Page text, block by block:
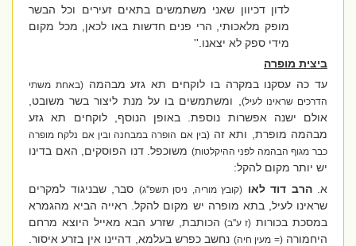
לדון דכיוון שאני משתמשים בתאים זעירים וכל הבשר
מופק מלאכותי, הרי פנים חדשות באו לכאן, מכל מקום
מידי ספק לא יצאנו.''
ביצית מופרה
עד כה עסקנו במקרה בו לוקחים תא גזע מבהמה(באחת משתי
הדרכים שראינו לעיל), ומשתמשים בו על מנת ליצור בשר משובט,
אולם ישנה אפשרות נוספת. באופן הנוסף, לוקחים תא גזע
מבהמה מופרת, ותא זה(בין אם הופרה במבחנה ובין אם נלקח מופרה
כבר מגוף הבהמה לפני ההיקלטות)משוכפל. דנו הפוסקים, האם בדינו
יש יותר מקום להקל:
א.הרב דוד לאו (קובץ מוריה, ניסן תשפ''ג) סבר, שבניגוד למקרים
שראינו לעיל, בתא מופרה יש מקום להקל. ראייה הביא מהגמרא
במסכת בכורות(ז ע''ב)הכותבת, שזרע הבא מאייל היוצא מרחם
היחמורה(= מעין חיה)נחשב כפרש בעלמא, דהיינו אין בזרע איסור.